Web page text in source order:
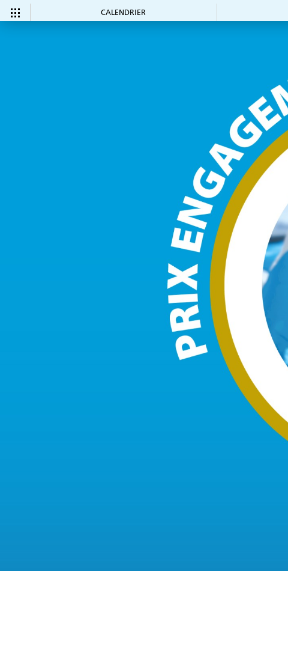
CALENDRIER
Ce mois-ci
COMMUNAUTÉ
Journée de la
francophonie
Reconnaissance
Émission Rencontres